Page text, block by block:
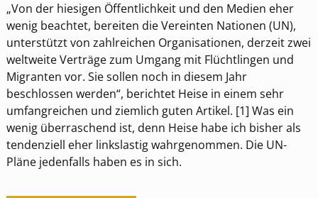
„Von der hiesigen Öffentlichkeit und den Medien eher
wenig beachtet, bereiten die Vereinten Nationen (UN),
unterstützt von zahlreichen Organisationen, derzeit zwei
weltweite Verträge zum Umgang mit Flüchtlingen und
Migranten vor. Sie sollen noch in diesem Jahr
beschlossen werden“, berichtet Heise in einem sehr
umfangreichen und ziemlich guten Artikel. [1] Was ein
wenig überraschend ist, denn Heise habe ich bisher als
tendenziell eher linkslastig wahrgenommen. Die UN-
Pläne jedenfalls haben es in sich.